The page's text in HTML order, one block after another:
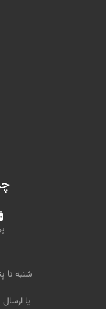
شنبه تا پنج شنبه:
یا